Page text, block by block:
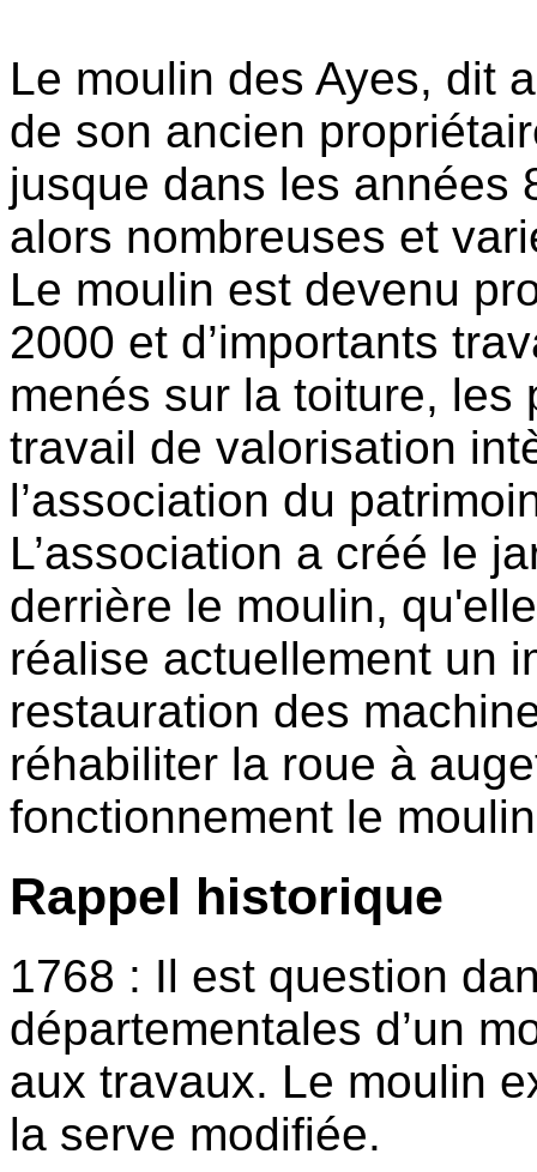
Le moulin des Ayes, dit
de son ancien
jusque dans les années
alors nombreuses et
Le moulin est devenu
2000 et d’importants
menés sur la toiture,
travail de valorisation
l’association du
L’association a créé le
derrière le moulin,
réalise actuellement un
restauration des
réhabiliter la roue à
fonctionnement le
Rappel historique
1768 : Il est question
départementales d’un
aux travaux. Le moulin
la serve modifiée.